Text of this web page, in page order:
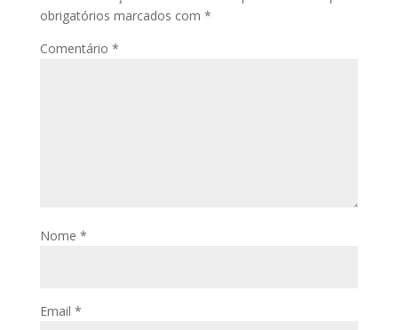
obrigatórios marcados com *
Comentário *
Nome *
Email *